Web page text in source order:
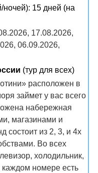
ночей): 15 дней (на
17.08.2026,
06.09.2026,
(тур для всех)
расположен в
займет у вас всего
набережная
магазинами и
состоит из 2, 3, и 4х
Во всех
холодильник,
каждом номере есть